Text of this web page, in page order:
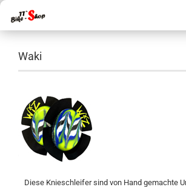
Waki
Diese Knieschleifer sind von Hand gemachte